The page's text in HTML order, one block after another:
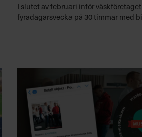
I slutet av februari inför
fyradagarsvecka på 30 timmar med